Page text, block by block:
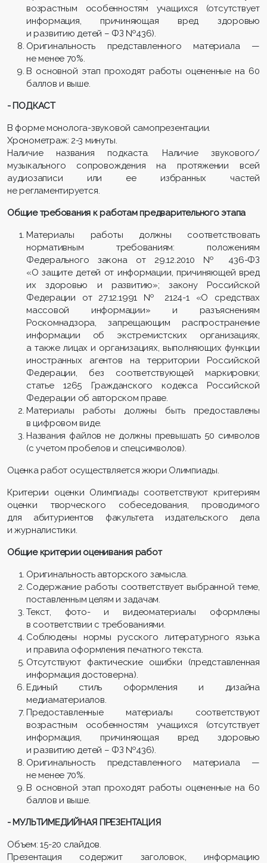
возрастным особенностям учащихся (отсутствует
информация, причиняющая вред здоровью
и развитию детей – ФЗ №436).
Оригинальность представленного материала —
не менее 70%.
В основной этап проходят работы оцененные на 60
баллов и выше.
- ПОДКАСТ
В форме монолога-звуковой самопрезентации.
Хронометраж: 2-3 минуты.
Наличие названия подкаста. Наличие звукового/
музыкального сопровождения на протяжении всей
аудиозаписи или ее избранных частей
не регламентируется.
Общие требования к работам предварительного этапа
Материалы работы должны соответствовать
нормативным требованиям: положениям
Федерального закона от 29.12.2010 № 436-ФЗ
«О защите детей от информации, причиняющей вред
их здоровью и развитию»; закону Российской
Федерации от 27.12.1991 № 2124-1 «О средствах
массовой информации» и разъяснениям
Роскомнадзора, запрещающим распространение
информации об экстремистских организациях,
а также лицах и организациях, выполняющих функции
иностранных агентов на территории Российской
Федерации, без соответствующей маркировки;
статье 1265 Гражданского кодекса Российской
Федерации об авторском праве.
Материалы работы должны быть предоставлены
в цифровом виде.
Названия файлов не должны превышать 50 символов
(с учетом пробелов и спецсимволов).
Оценка работ осуществляется жюри Олимпиады.
Критерии оценки Олимпиады соответствуют критериям
оценки творческого собеседования, проводимого
для абитуриентов факультета издательского дела
и журналистики.
Общие критерии оценивания работ
Оригинальность авторского замысла.
Содержание работы соответствует выбранной теме,
поставленным целям и задачам.
Текст, фото- и видеоматериалы оформлены
в соответствии с требованиями.
Соблюдены нормы русского литературного языка
и правила оформления печатного текста.
Отсутствуют фактические ошибки (представленная
информация достоверна).
Единый стиль оформления и дизайна
медиаматериалов.
Предоставленные материалы соответствуют
возрастным особенностям учащихся (отсутствует
информация, причиняющая вред здоровью
и развитию детей – ФЗ №436).
Оригинальность представленного материала —
не менее 70%.
В основной этап проходят работы оцененные на 60
баллов и выше.
- МУЛЬТИМЕДИЙНАЯ ПРЕЗЕНТАЦИЯ
Объем: 15-20 слайдов.
Презентация содержит заголовок, информацию